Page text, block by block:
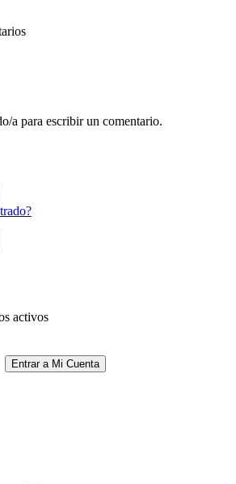
a para escribir un comentario.
activos
Entrar a Mi Cuenta